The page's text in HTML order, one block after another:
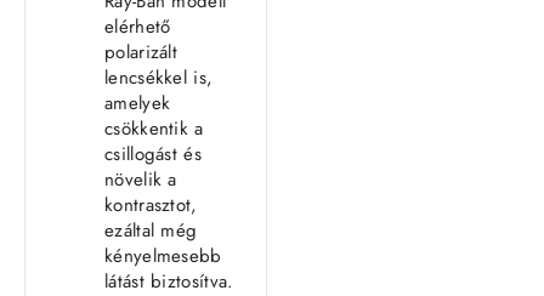
elérhető
polarizált
lencsékkel is,
amelyek
csökkentik a
csillogást és
növelik a
kontrasztot,
ezáltal még
kényelmesebb
látást biztosítva.